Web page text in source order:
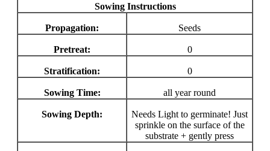
Sowing Instructions
Propagation: Seeds
Pretreat: 0
Stratification: 0
Sowing Time: all year round
Sowing Depth:
Needs Light to germinate! Just
sprinkle on the surface of the
substrate + gently press